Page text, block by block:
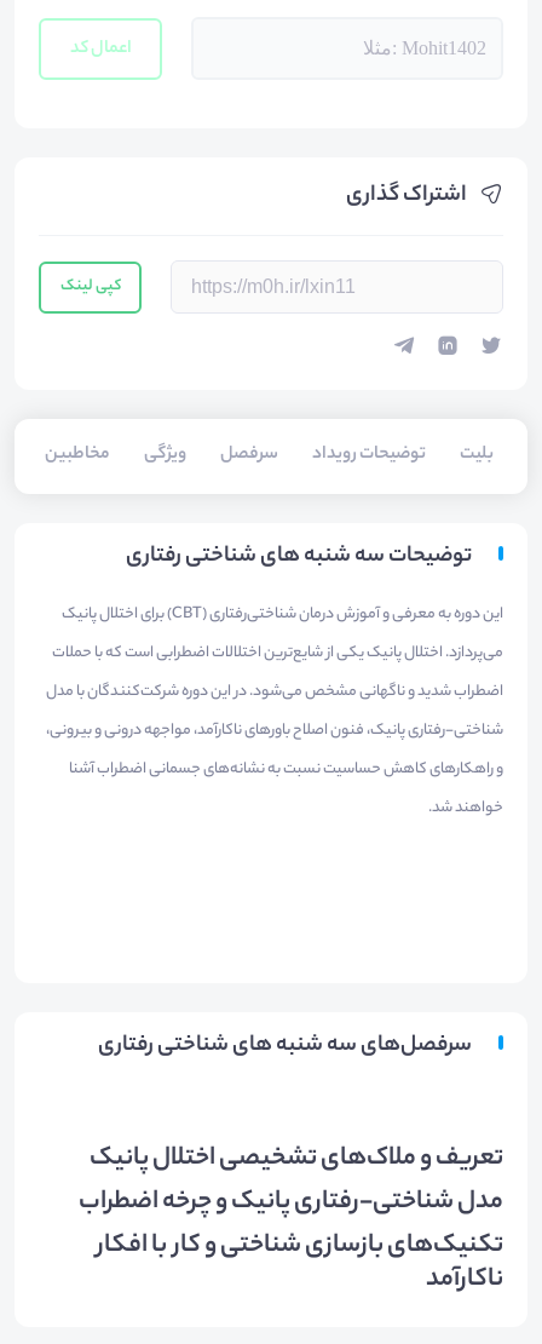
اشتراک گذاری
کپی لینک
بلیت‌ توضیحات رویداد سرفصل ویژگی مخاطبین
اعمال کد
توضیحات سه شنبه های شناختی رفتاری
این دوره به معرفی و آموزش درمان شناختی‌رفتاری (CBT) برای اختلال پانیک
می‌پردازد. اختلال پانیک یکی از شایع‌ترین اختلالات اضطرابی است که با حملات
اضطراب شدید و ناگهانی مشخص می‌شود. در این دوره شرکت‌کنندگان با مدل
شناختی-رفتاری پانیک، فنون اصلاح باورهای ناکارآمد، مواجهه درونی و بیرونی،
و راهکارهای کاهش حساسیت نسبت به نشانه‌های جسمانی اضطراب آشنا
خواهند شد.
سرفصل‌های سه شنبه های شناختی رفتاری
تعریف و ملاک‌های تشخیصی اختلال پانیک
مدل شناختی-رفتاری پانیک و چرخه اضطراب
تکنیک‌های بازسازی شناختی و کار با افکار
ناکارآمد